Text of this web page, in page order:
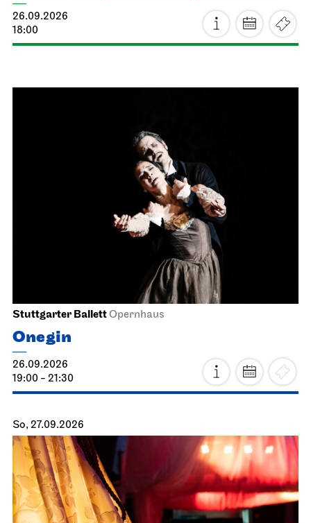
26.09.2026
18:00
Stuttgarter BallettOpernhaus
Onegin
26.09.2026
19:00 - 21:30
So, 27.09.2026